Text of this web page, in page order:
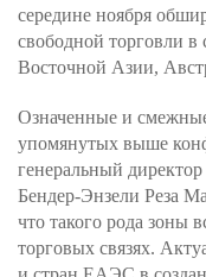
середине ноября
свободной торговли
Восточной Азии,
Означенные и
упомянутых выше
генеральный
Бендер-Энзели Реза
что такого рода зоны
торговых связях.